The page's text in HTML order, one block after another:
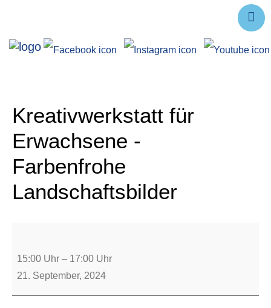
Forschung
Service
Veranstaltungen
Kreativwerkstatt für
Erwachsene -
Farbenfrohe
Landschaftsbilder
15:00 Uhr – 17:00 Uhr
21. September, 2024